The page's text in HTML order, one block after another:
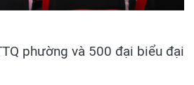
phường và 500 đại biểu đại